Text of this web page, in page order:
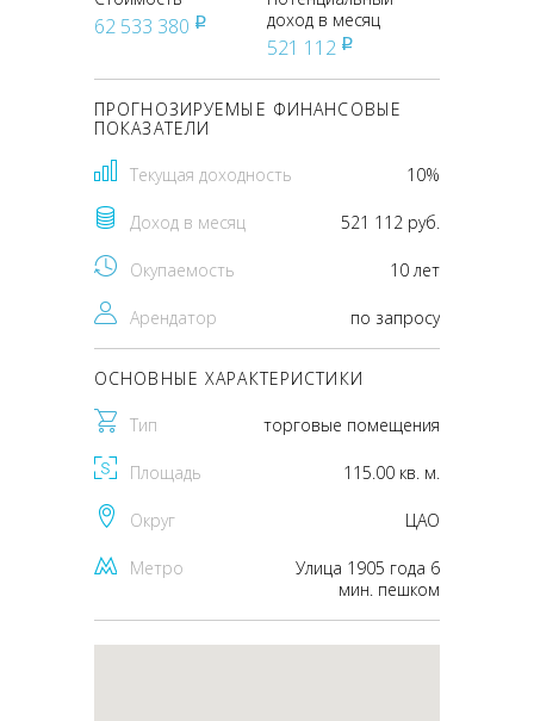
62 533 380 pуб
доход в месяц
521 112 pуб
ПРОГНОЗИРУЕМЫЕ ФИНАНСОВЫЕ
ПОКАЗАТЕЛИ
Текущая доходность 10%
Доход в месяц 521 112 руб.
Окупаемость 10 лет
Арендатор по запросу
ОСНОВНЫЕ ХАРАКТЕРИСТИКИ
Тип торговые помещения
Площадь 115.00 кв. м.
Округ ЦАО
Метро
Улица 1905 года 6
мин. пешком